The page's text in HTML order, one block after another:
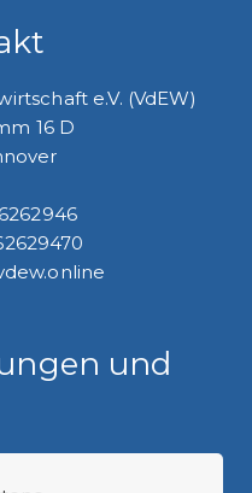
e.V. (VdEW)
16 D
und